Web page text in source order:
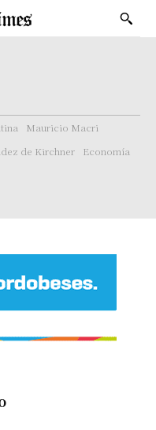
Mauricio Macri
de Kirchner
Economía